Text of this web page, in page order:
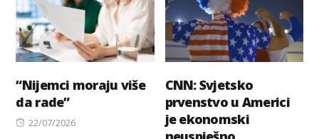
“Nijemci moraju više
da rade”
Posted
22/07/2026
CNN: Svjetsko
prvenstvo u Americi
je ekonomski